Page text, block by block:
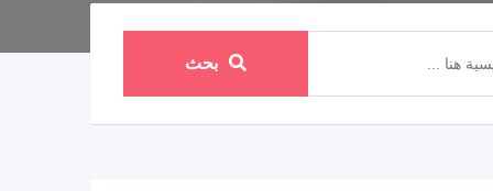
بحث